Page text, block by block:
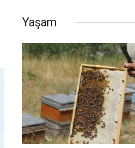
Yaşam